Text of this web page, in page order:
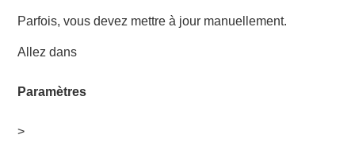
Parfois, vous devez mettre à jour manuellement.
Allez dans
Paramètres
>